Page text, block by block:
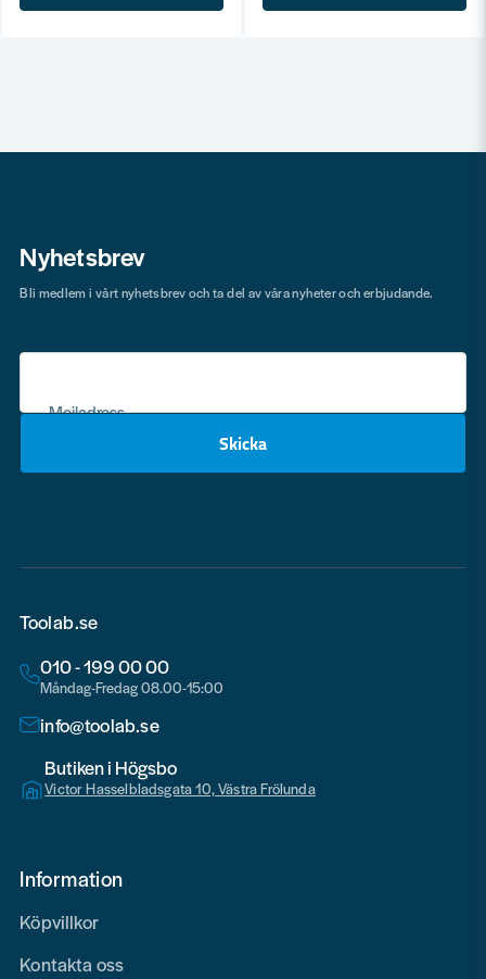
Nyhetsbrev
Mejladress
Skicka
Bli medlem i vårt nyhetsbrev och ta del av våra nyheter och erbjudande.
Toolab.se
010 - 199 00 00
Måndag-Fredag 08.00-15:00
info@toolab.se
Butiken i Högsbo
Victor Hasselbladsgata 10, Västra Frölunda
Information
Köpvillkor
Kontakta oss